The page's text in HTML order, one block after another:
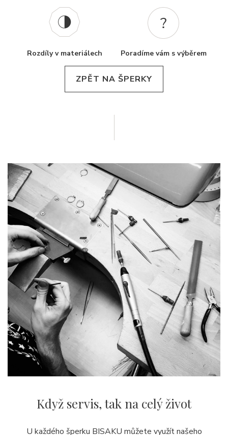
Rozdíly v materiálech Poradíme vám s výběrem
ZPĚT NA ŠPERKY
Když servis,tak na celý život
U každého šperku BISAKU můžete využít našeho